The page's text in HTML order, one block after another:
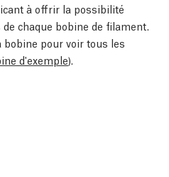
à offrir la possibilité
chaque bobine de filament.
bobine pour voir tous les
d'exemple).